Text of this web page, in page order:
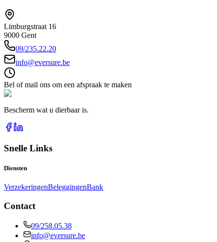
Limburgstraat 16
9000 Gent
09/235.22.20
info@eversure.be
Bel of mail ons om een afspraak te maken
Bescherm wat u dierbaar is.
Snelle Links
Diensten
VerzekeringenBeleggingenBank
Contact
09/258.05.38
info@eversure.be